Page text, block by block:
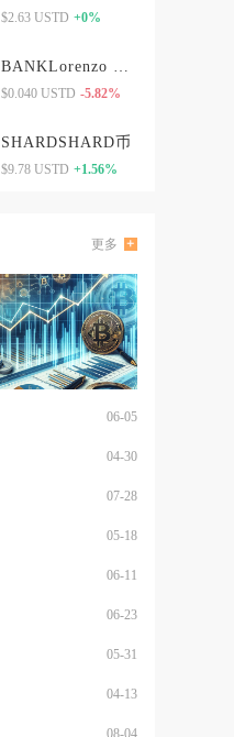
$2.63 USTD +0%
$0.040 USTD -5.82%
SHARDSHARD币
$9.78 USTD +1.56%
更多
06-05
04-30
07-28
05-18
06-11
06-23
05-31
04-13
08-04